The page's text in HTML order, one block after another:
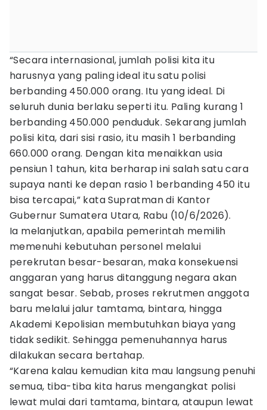
“Secara internasional, jumlah polisi kita itu
harusnya yang paling ideal itu satu polisi
berbanding 450.000 orang. Itu yang ideal. Di
seluruh dunia berlaku seperti itu. Paling kurang 1
berbanding 450.000 penduduk. Sekarang jumlah
polisi kita, dari sisi rasio, itu masih 1 berbanding
660.000 orang. Dengan kita menaikkan usia
pensiun 1 tahun, kita berharap ini salah satu cara
supaya nanti ke depan rasio 1 berbanding 450 itu
bisa tercapai,” kata Supratman di Kantor
Gubernur Sumatera Utara, Rabu (10/6/2026).
Ia melanjutkan, apabila pemerintah memilih
memenuhi kebutuhan personel melalui
perekrutan besar-besaran, maka konsekuensi
anggaran yang harus ditanggung negara akan
sangat besar. Sebab, proses rekrutmen anggota
baru melalui jalur tamtama, bintara, hingga
Akademi Kepolisian membutuhkan biaya yang
tidak sedikit. Sehingga pemenuhannya harus
dilakukan secara bertahap.
“Karena kalau kemudian kita mau langsung penuhi
semua, tiba-tiba kita harus mengangkat polisi
lewat mulai dari tamtama, bintara, ataupun lewat